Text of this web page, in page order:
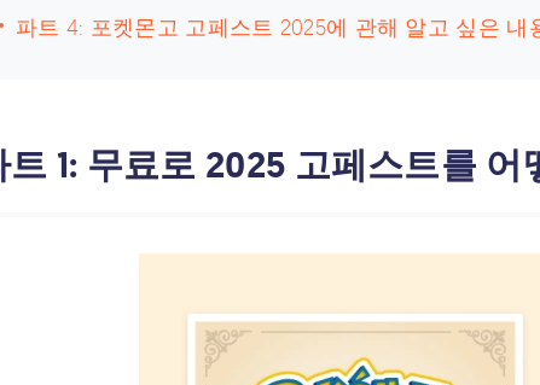
파트 4: 포켓몬고 고페스트 2025에 관해 알고 싶은 내
트 1: 무료로 2025 고페스트를